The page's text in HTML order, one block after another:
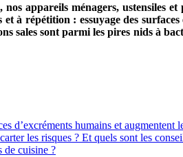
nos appareils ménagers,
à répétition : essuyage des
sales sont parmi les pires nids à
d’excréments humains et augmentent
les risques ? Et quels sont les
de cuisine ?